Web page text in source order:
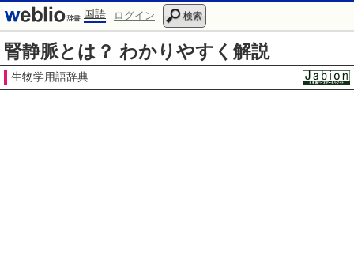
国語 ログイン 検索
腎静脈とは？ わかりやすく解説
生物学用語辞典